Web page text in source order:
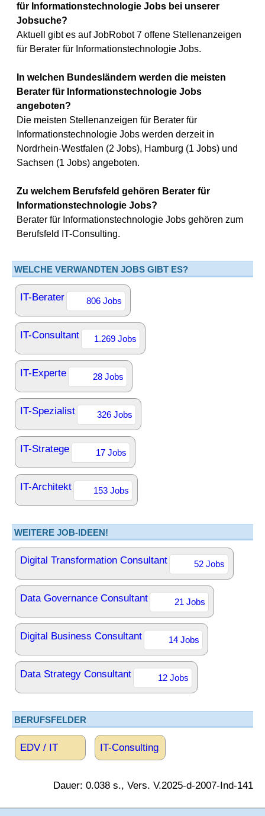
für Informationstechnologie Jobs bei unserer
Jobsuche?
Aktuell gibt es auf JobRobot 7 offene Stellenanzeigen
für Berater für Informationstechnologie Jobs.
In welchen Bundesländern werden die meisten
Berater für Informationstechnologie Jobs
angeboten?
Die meisten Stellenanzeigen für Berater für
Informationstechnologie Jobs werden derzeit in
Nordrhein-Westfalen (2 Jobs), Hamburg (1 Jobs) und
Sachsen (1 Jobs) angeboten.
Zu welchem Berufsfeld gehören Berater für
Informationstechnologie Jobs?
Berater für Informationstechnologie Jobs gehören zum
Berufsfeld IT-Consulting.
WELCHE VERWANDTEN JOBS GIBT ES?
IT-Berater 806 Jobs
IT-Consultant 1.269 Jobs
IT-Experte 28 Jobs
IT-Spezialist 326 Jobs
IT-Stratege 17 Jobs
IT-Architekt 153 Jobs
WEITERE JOB-IDEEN!
Digital Transformation Consultant 52 Jobs
Data Governance Consultant 21 Jobs
Digital Business Consultant 14 Jobs
Data Strategy Consultant 12 Jobs
BERUFSFELDER
EDV / IT IT-Consulting
Dauer: 0.038 s., Vers. V.2025-d-2007-Ind-141